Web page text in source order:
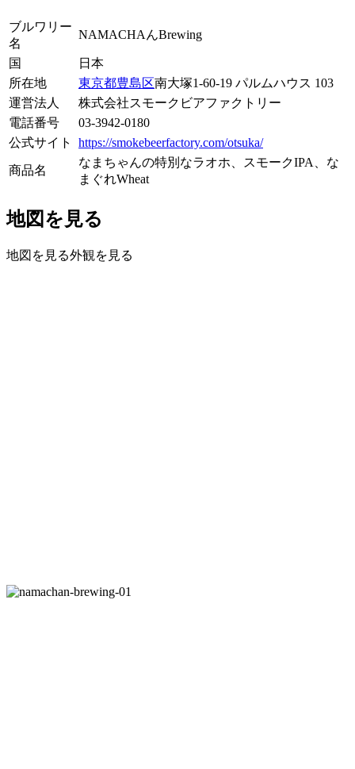
ブルワリー
名
NAMACHAんBrewing
国
日本
所在地
東京都豊島区南大塚1-60-19 パルムハウス 103
運営法人
株式会社スモークビアファクトリー
電話番号
03-3942-0180
公式サイト
https://smokebeerfactory.com/otsuka/
商品名
なまちゃんの特別なラオホ、スモークIPA、な
まぐれWheat
地図を見る
地図を見る外観を見る